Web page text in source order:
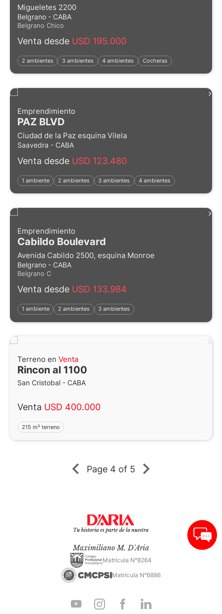
Migueletes 2200
Belgrano - CABA
Belgrano Chico
Venta desde USD 195.000
2 ambientes 3 ambientes 4 ambientes Cocheras
Emprendimiento
PAZ BLVD
Ciudad de la Paz esquina Vilela
Saavedra - CABA
Venta desde USD 123.480
1 ambiente 2 ambientes 3 ambientes 4 ambientes
Emprendimiento
Cabildo Boulevard
Avenida Cabildo 2500, esquina Monroe
Belgrano - CABA
Belgrano C
Venta desde USD 133.984
1 ambiente 2 ambientes 3 ambientes
Terreno en Venta
Rincon al 1100
San Cristobal - CABA
Venta USD 400.000
215 m² terreno
Page 4 of 5
Maximiliano M. D'Aria
Matrícula N°8264
Matrícula N°6886